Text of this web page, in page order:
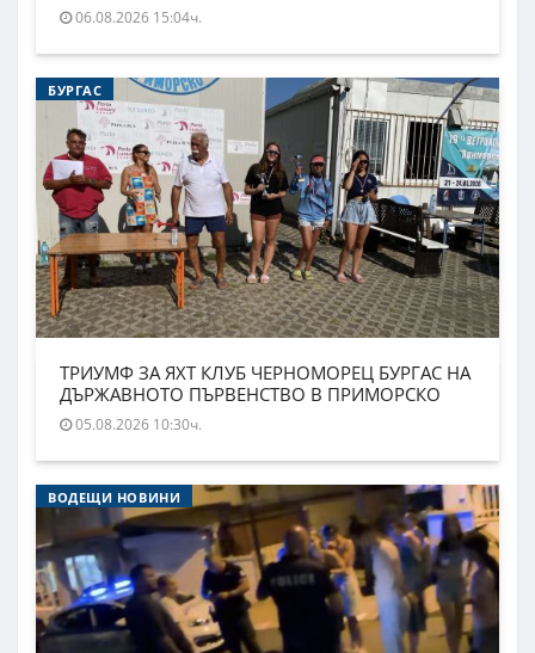
06.08.2026 15:04ч.
БУРГАС
ТРИУМФ ЗА ЯХТ КЛУБ ЧЕРНОМОРЕЦ БУРГАС НА
ДЪРЖАВНОТО ПЪРВЕНСТВО В ПРИМОРСКО
05.08.2026 10:30ч.
ВОДЕЩИ НОВИНИ